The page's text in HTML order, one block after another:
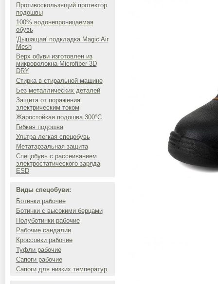
Противоскользящий протектор
подошвы
100% водонепроницаемая
обувь
'Дышащая' подкладка Magic Air
Mesh
Верх обуви изготовлен из
микроволокна Microfiber 3D
DRY
Стирка в стиральной машине
Без металлических деталей
Защита от поражения
электрическим током
Жаростойкая подошва 300°C
Гибкая подошва
Ультра легкая спецобувь
Метатарзальная защита
Спецобувь с рассеиванием
электростатического заряда
ESD
Виды спецобуви:
Ботинки рабочие
Ботинки с высокими берцами
Полуботинки рабочие
Рабочие сандалии
Кроссовки рабочие
Туфли рабочие
Сапоги рабочие
Сапоги для низких температур